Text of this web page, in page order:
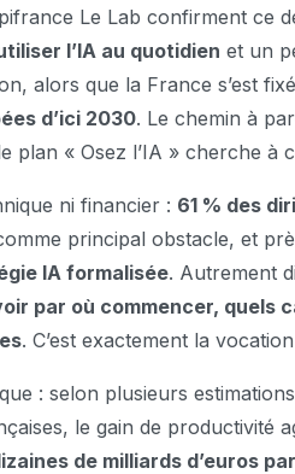
Le Lab confirment ce
l’IA au quotidien et un
alors que la France s’est
d’ici 2030. Le chemin à
plan « Osez l’IA » cherche à
ni financier : 61 % des
principal obstacle, et
IA formalisée. Autrement
par où commencer, quels
. C’est exactement la vocation
: selon plusieurs
le gain de productivité
de milliards d’euros